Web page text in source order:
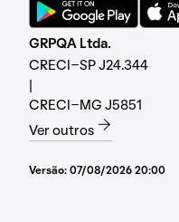
GRPQA Ltda.
CRECI-SP J24.344
CRECI-MG J5851
Ver outros
Versão: 07/08/2026 20:00